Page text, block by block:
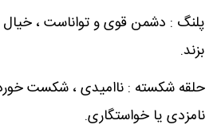
پلنگ : دشمن قوی و تواناست ، خیال
بزند.
حلقه شکسته : ناامیدی ، شکست
نامزدی یا خواستگاری.